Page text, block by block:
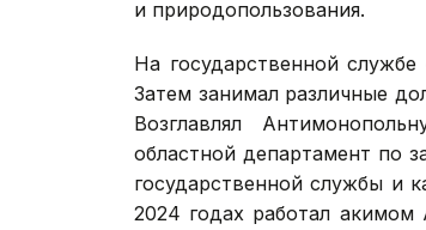
и природопользования.
На государственной
Затем занимал различные
Возглавлял
областной департамент по
государственной службы и
2024 годах работал акимом